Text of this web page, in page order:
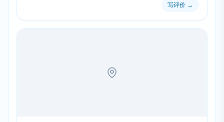
写评价 →